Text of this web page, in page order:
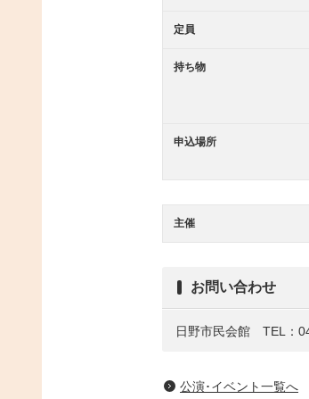
定員
持ち物
申込場所
主催
お問い合わせ
日野市民会館 TEL：
公演･イベント一覧へ